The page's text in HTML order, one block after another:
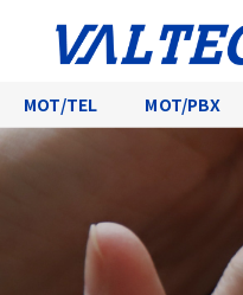
MOT/TEL MOT/PBX